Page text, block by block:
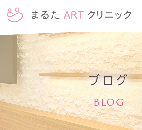
ブログ
BLOG